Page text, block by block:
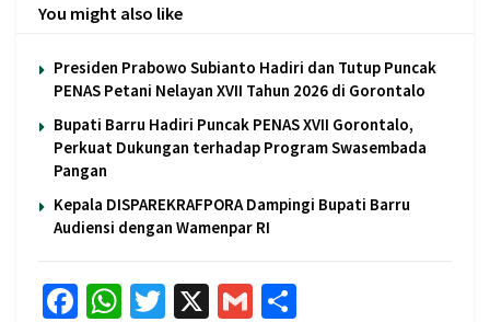
You might also like
Presiden Prabowo Subianto Hadiri dan Tutup Puncak
PENAS Petani Nelayan XVII Tahun 2026 di Gorontalo
Bupati Barru Hadiri Puncak PENAS XVII Gorontalo,
Perkuat Dukungan terhadap Program Swasembada
Pangan
Kepala DISPAREKRAFPORA Dampingi Bupati Barru
Audiensi dengan Wamenpar RI
F W T X G